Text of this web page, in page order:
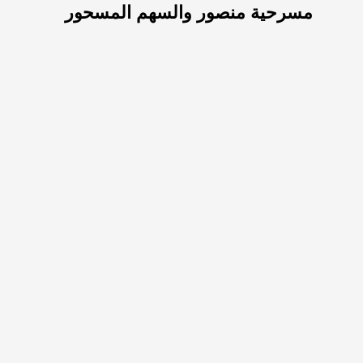
مسرحية منصور والسهم المسحور